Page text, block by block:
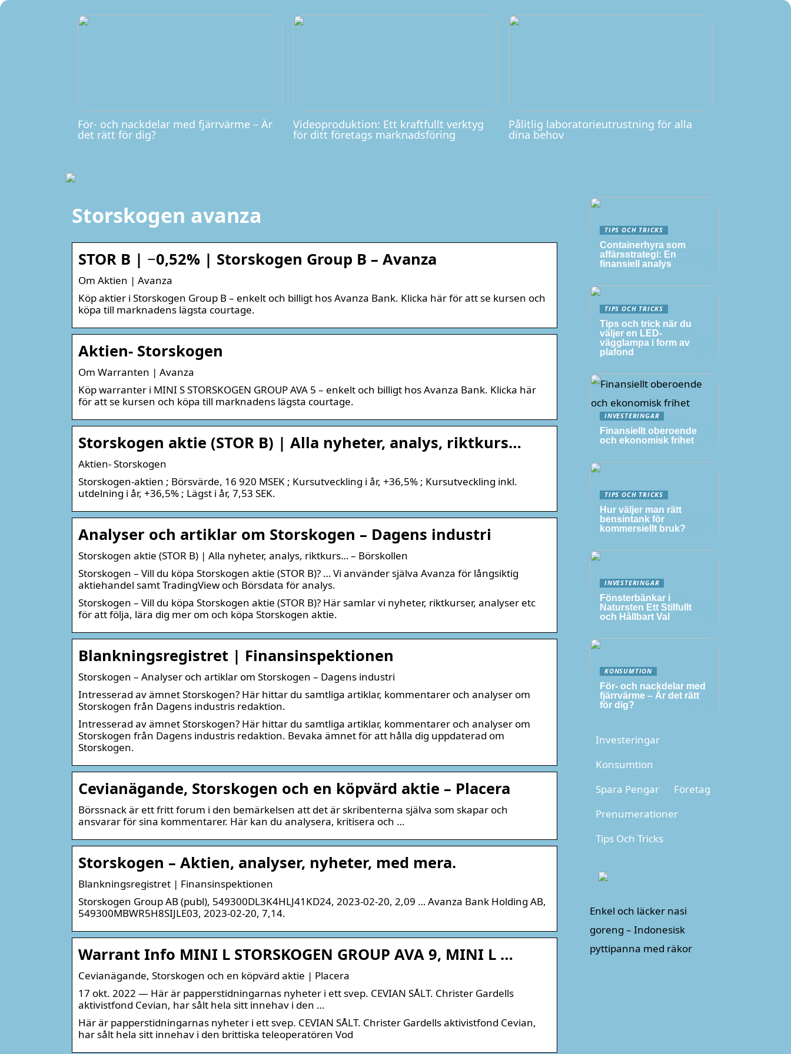
För- och nackdelar med fjärrvärme – Är
det rätt för dig?
Videoproduktion: Ett kraftfullt verktyg
för ditt företags marknadsföring
Pålitlig laboratorieutrustning för alla
dina behov
Storskogen avanza
STOR B | −0,52% | Storskogen Group B – Avanza
Om Aktien | Avanza
Köp aktier i Storskogen Group B – enkelt och billigt hos Avanza Bank. Klicka här för att se kursen och
köpa till marknadens lägsta courtage.
Aktien- Storskogen
Om Warranten | Avanza
Köp warranter i MINI S STORSKOGEN GROUP AVA 5 – enkelt och billigt hos Avanza Bank. Klicka här
för att se kursen och köpa till marknadens lägsta courtage.
Storskogen aktie (STOR B) | Alla nyheter, analys, riktkurs…
Aktien- Storskogen
Storskogen-aktien ; Börsvärde, 16 920 MSEK ; Kursutveckling i år, +36,5% ; Kursutveckling inkl.
utdelning i år, +36,5% ; Lägst i år, 7,53 SEK.
Analyser och artiklar om Storskogen – Dagens industri
Storskogen aktie (STOR B) | Alla nyheter, analys, riktkurs… – Börskollen
Storskogen – Vill du köpa Storskogen aktie (STOR B)? … Vi använder själva Avanza för långsiktig
aktiehandel samt TradingView och Börsdata för analys.
Storskogen – Vill du köpa Storskogen aktie (STOR B)? Här samlar vi nyheter, riktkurser, analyser etc
för att följa, lära dig mer om och köpa Storskogen aktie.
Blankningsregistret | Finansinspektionen
Storskogen – Analyser och artiklar om Storskogen – Dagens industri
Intresserad av ämnet Storskogen? Här hittar du samtliga artiklar, kommentarer och analyser om
Storskogen från Dagens industris redaktion.
Intresserad av ämnet Storskogen? Här hittar du samtliga artiklar, kommentarer och analyser om
Storskogen från Dagens industris redaktion. Bevaka ämnet för att hålla dig uppdaterad om
Storskogen.
Cevianägande, Storskogen och en köpvärd aktie – Placera
Börssnack är ett fritt forum i den bemärkelsen att det är skribenterna själva som skapar och
ansvarar för sina kommentarer. Här kan du analysera, kritisera och …
Storskogen – Aktien, analyser, nyheter, med mera.
Blankningsregistret | Finansinspektionen
Storskogen Group AB (publ), 549300DL3K4HLJ41KD24, 2023-02-20, 2,09 … Avanza Bank Holding AB,
549300MBWR5H8SIJLE03, 2023-02-20, 7,14.
Warrant Info MINI L STORSKOGEN GROUP AVA 9, MINI L …
Cevianägande, Storskogen och en köpvärd aktie | Placera
17 okt. 2022 — Här är papperstidningarnas nyheter i ett svep. CEVIAN SÅLT. Christer Gardells
aktivistfond Cevian, har sålt hela sitt innehav i den …
Här är papperstidningarnas nyheter i ett svep. CEVIAN SÅLT. Christer Gardells aktivistfond Cevian,
har sålt hela sitt innehav i den brittiska teleoperatören Vod
TIPS OCH TRICKS
Containerhyra som
affärsstrategi: En
finansiell analys
TIPS OCH TRICKS
Tips och trick när du
väljer en LED-
vägglampa i form av
plafond
INVESTERINGAR
Finansiellt oberoende
och ekonomisk frihet
TIPS OCH TRICKS
Hur väljer man rätt
bensintank för
kommersiellt bruk?
INVESTERINGAR
Fönsterbänkar i
Natursten Ett Stilfullt
och Hållbart Val
KONSUMTION
För- och nackdelar med
fjärrvärme – Är det rätt
för dig?
Investeringar
Konsumtion
Spara Pengar
Företag
Prenumerationer
Tips Och Tricks
Enkel och läcker nasi
goreng – Indonesisk
pyttipanna med räkor